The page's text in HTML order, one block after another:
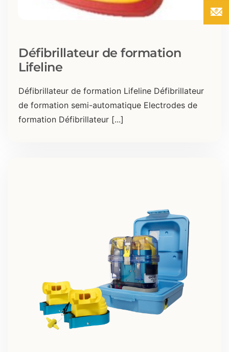
Défibrillateur de formation
Lifeline
Défibrillateur de formation Lifeline Défibrillateur
de formation semi-automatique Electrodes de
formation Défibrillateur [...]